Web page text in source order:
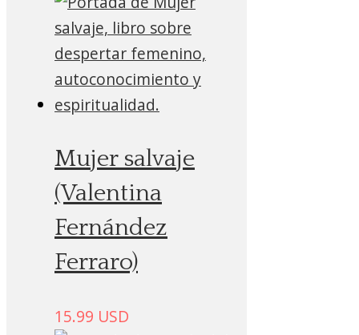
Mujer salvaje
(Valentina
Fernández
Ferraro)
15.99 USD